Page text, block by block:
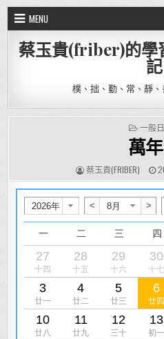
Skip to content
MENU
蔡玉貴(friber)的學
記
樸、拙、勤、常、靜
一般
萬
AUTHOR:
蔡玉貴(FRIBER)